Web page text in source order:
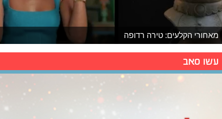
מאחורי הקלעים: טירה רדופה
עשו סאב